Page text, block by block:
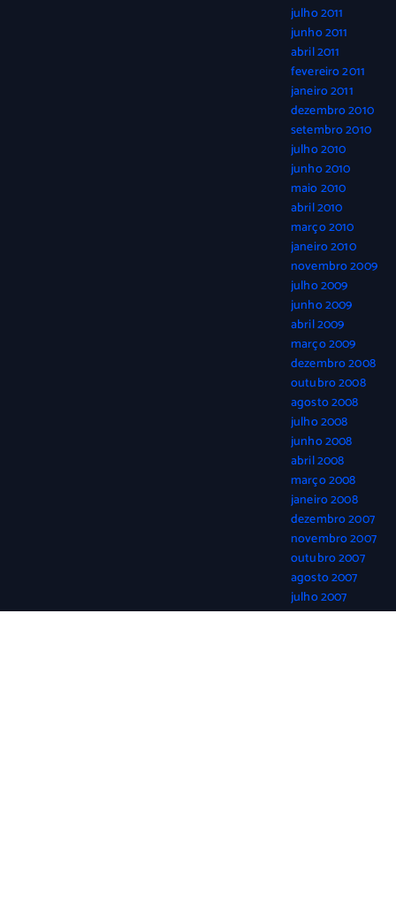
julho 2011
junho 2011
abril 2011
fevereiro 2011
janeiro 2011
dezembro 2010
setembro 2010
julho 2010
junho 2010
maio 2010
abril 2010
março 2010
janeiro 2010
novembro 2009
julho 2009
junho 2009
abril 2009
março 2009
dezembro 2008
outubro 2008
agosto 2008
julho 2008
junho 2008
abril 2008
março 2008
janeiro 2008
dezembro 2007
novembro 2007
outubro 2007
agosto 2007
julho 2007
junho 2007